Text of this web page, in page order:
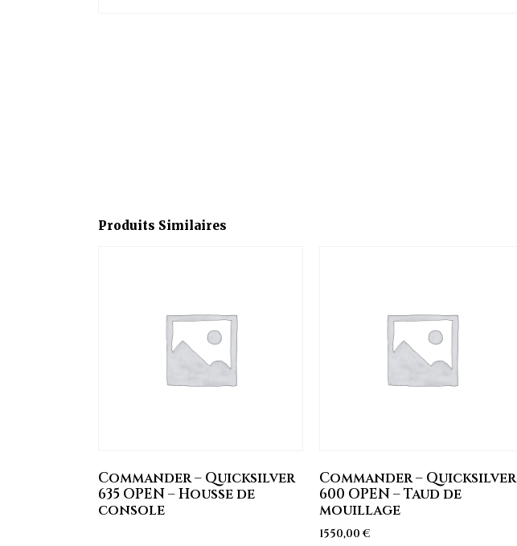
Produits Similaires
Commander – Quicksilver
635 OPEN – Housse de
console
Commander – Quicksilver
600 OPEN – Taud de
mouillage
1550,00€